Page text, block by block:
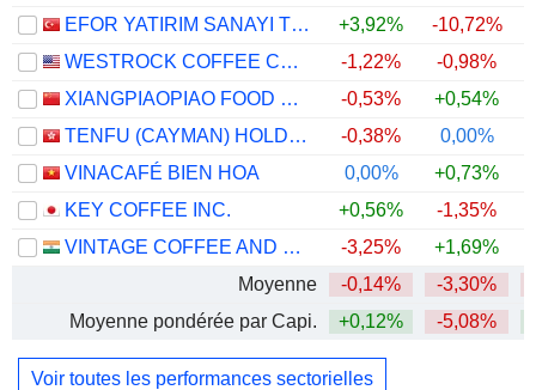
EFOR YATIRIM SANAYI TICARET ANONIM SIRKETI
+3,92% -10,72%
WESTROCK COFFEE COMPANY
-1,22% -0,98%
XIANGPIAOPIAO FOOD CO.,LTD
-0,53% +0,54%
TENFU (CAYMAN) HOLDINGS COMPANY LIMITED
-0,38% 0,00%
VINACAFÉ BIEN HOA
0,00% +0,73%
KEY COFFEE INC.
+0,56% -1,35%
VINTAGE COFFEE AND BEVERAGES LIMITED
-3,25% +1,69%
Moyenne
-0,14% -3,30%
Moyenne pondérée par Capi.
+0,12% -5,08%
Voir toutes les performances sectorielles